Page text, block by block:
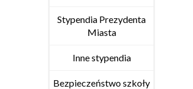
Stypendia Prezydenta
Miasta
Inne stypendia
Bezpieczeństwo szkoły